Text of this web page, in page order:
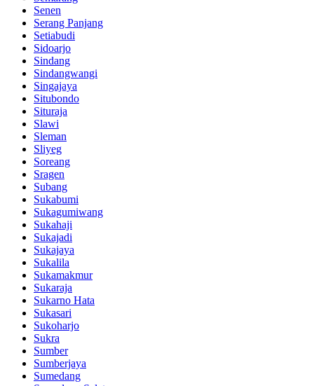
Senen
Serang Panjang
Setiabudi
Sidoarjo
Sindang
Sindangwangi
Singajaya
Situbondo
Situraja
Slawi
Sleman
Sliyeg
Soreang
Sragen
Subang
Sukabumi
Sukagumiwang
Sukahaji
Sukajadi
Sukajaya
Sukalila
Sukamakmur
Sukaraja
Sukarno Hata
Sukasari
Sukoharjo
Sukra
Sumber
Sumberjaya
Sumedang